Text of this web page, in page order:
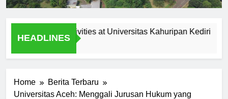
HEADLINES
Activities at Universitas Kahuripan Kediri
Home
Berita Terbaru
Universitas Aceh: Menggali Jurusan Hukum yang